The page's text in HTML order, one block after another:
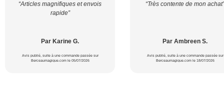
“Articles magnifiques et envois
rapide”
Par Karine G.
Avis publié, suite à une commande passée sur
Berceaumagique.com le 05/07/2026
“Très contente de mon achat”
Par Ambreen S.
Avis publié, suite à une commande passée sur
Berceaumagique.com le 18/07/2026